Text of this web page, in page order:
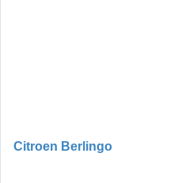
Citroen Berlingo